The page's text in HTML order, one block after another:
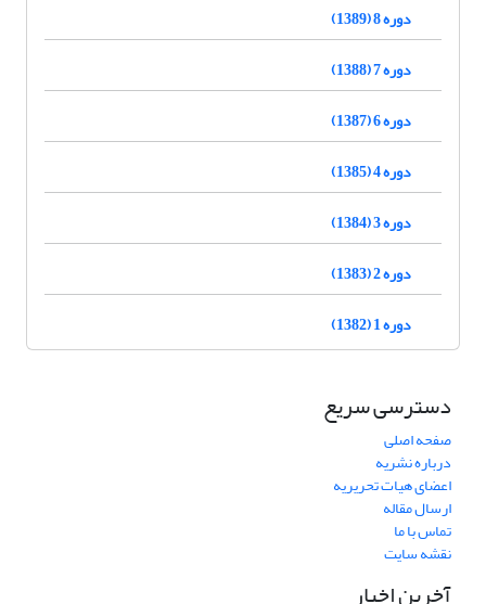
دوره 8 (1389)
دوره 7 (1388)
دوره 6 (1387)
دوره 4 (1385)
دوره 3 (1384)
دوره 2 (1383)
دوره 1 (1382)
دسترسی سریع
صفحه اصلی
درباره نشریه
اعضای هیات تحریریه
ارسال مقاله
تماس با ما
نقشه سایت
آخرین اخبار